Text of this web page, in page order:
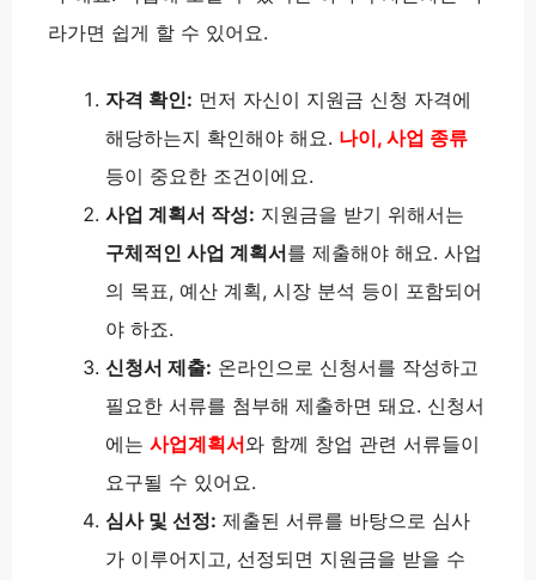
라가면 쉽게 할 수 있어요.
자격 확인: 먼저 자신이 지원금 신청 자격에
해당하는지 확인해야 해요. 나이, 사업 종류
등이 중요한 조건이에요.
사업 계획서 작성: 지원금을 받기 위해서는
구체적인 사업 계획서를 제출해야 해요. 사업
의 목표, 예산 계획, 시장 분석 등이 포함되어
야 하죠.
신청서 제출: 온라인으로 신청서를 작성하고
필요한 서류를 첨부해 제출하면 돼요. 신청서
에는 사업계획서와 함께 창업 관련 서류들이
요구될 수 있어요.
심사 및 선정: 제출된 서류를 바탕으로 심사
가 이루어지고, 선정되면 지원금을 받을 수